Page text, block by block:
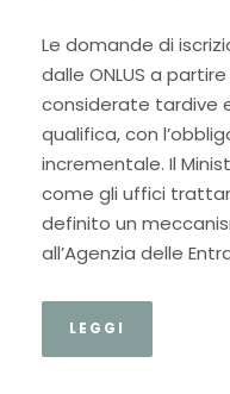
Le domande di
dalle ONLUS a
considerate tardive
qualifica, con
incrementale. Il
come gli uffici
definito un
all’Agenzia delle
LEGGI